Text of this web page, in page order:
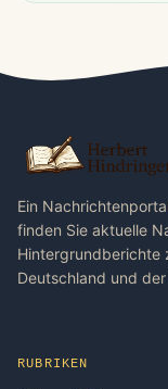
Ein
finden Sie aktuelle
Hintergrundberichte
Deutschland und der
RUBRIKEN